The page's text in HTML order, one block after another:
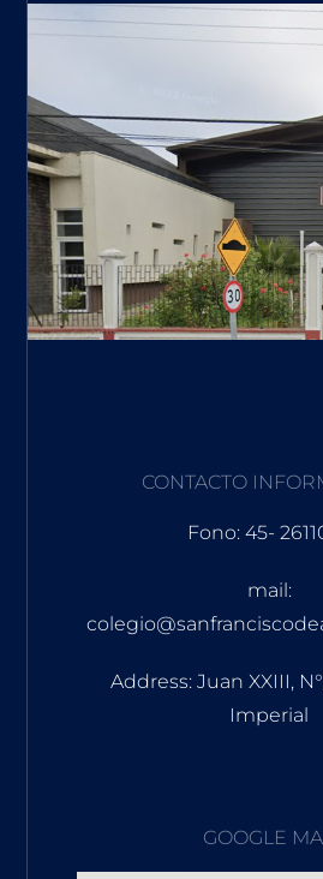
CONTACTO
Fono: 45-
mail:
Address: Juan XXIII,
Imperial
GOOGLE